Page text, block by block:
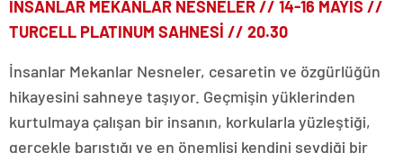
İNSANLAR MEKANLAR NESNELER // 14-16 MAYIS //
TURCELL PLATINUM SAHNESİ // 20.30
İnsanlar Mekanlar Nesneler, cesaretin ve özgürlüğün
hikayesini sahneye taşıyor. Geçmişin yüklerinden
kurtulmaya çalışan bir insanın, korkularla yüzleştiği,
gerçekle barıştığı ve en önemlisi kendini sevdiği bir